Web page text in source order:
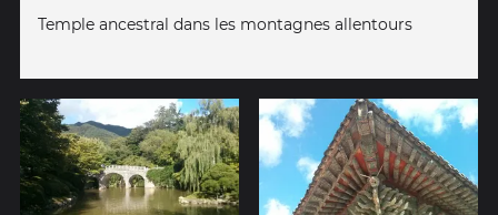
Temple ancestral dans les montagnes allentours